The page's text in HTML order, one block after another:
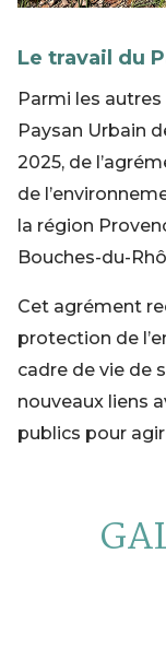
Le travail du
Parmi les
Paysan Urbain
2025, de
de
la région
Bouches-du-
Cet agrément
protection de
cadre de vie de
nouveaux liens
publics pour